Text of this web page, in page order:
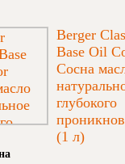
Berger
Base Oil
Сосна
глубокого
(1 л)